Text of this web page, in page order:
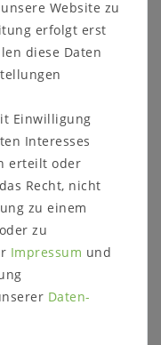
Povera
cm
Website zu
erfolgt erst
diese Daten
Einwilligung
Interesses
erteilt oder
Recht, nicht
zu einem
zu
Impressum und
Daten­